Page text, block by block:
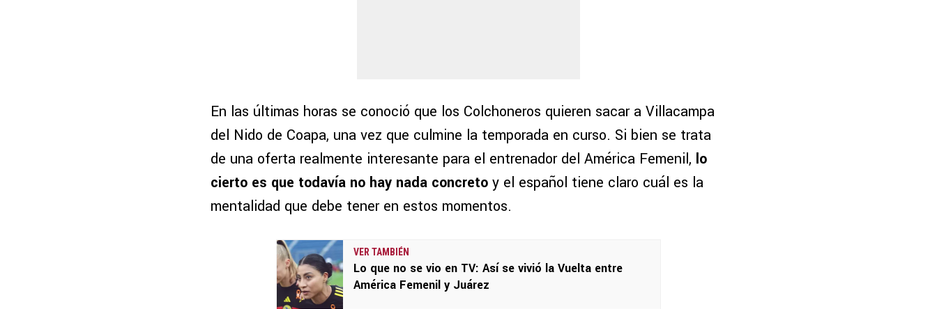
En las últimas horas se conoció que los Colchoneros quieren sacar a Villacampa
del Nido de Coapa, una vez que culmine la temporada en curso. Si bien se trata
de una oferta realmente interesante para el entrenador del América Femenil, lo
cierto es que todavía no hay nada concreto y el español tiene claro cuál es la
mentalidad que debe tener en estos momentos.
VER TAMBIÉN
Lo que no se vio en TV: Así se vivió la Vuelta entre
América Femenil y Juárez